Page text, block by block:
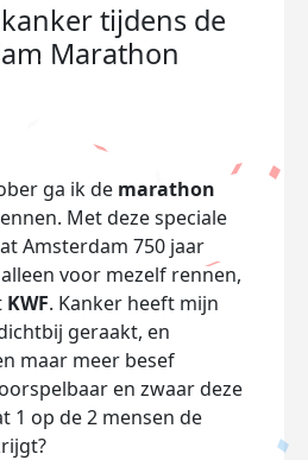
tijdens de
Marathon
ga ik de marathon
Met deze speciale
Amsterdam 750 jaar
voor mezelf rennen,
KWF. Kanker heeft mijn
geraakt, en
maar meer besef
en zwaar deze
1 op de 2 mensen de